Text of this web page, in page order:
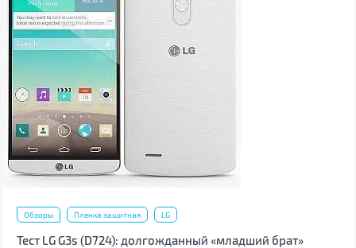
Обзоры Пленка защитная LG
Тест LG G3s (D724): долгожданный «младший брат»